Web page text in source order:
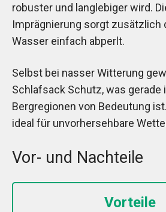
robuster und langlebiger wird.
Imprägnierung sorgt zusätzlich
Wasser einfach abperlt.
Selbst bei nasser Witterung
Schlafsack Schutz, was gerade
Bergregionen von Bedeutung
ideal für unvorhersehbare
Vor- und Nachteile
Vorteile